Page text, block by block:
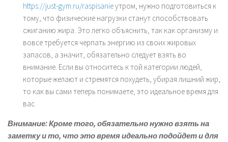
https://just-gym.ru/raspisanieутром, нужно подготовиться к
тому, что физические нагрузки станут способствовать
сжиганию жира. Это легко объяснить, так как организму и
вовсе требуется черпать энергию из своих жировых
запасов, а значит, обязательно следует взять во
внимание. Если вы относитесь к той категории людей,
которые желают и стремятся похудеть, убирая лишний жир,
то как вы сами теперь понимаете, это идеальное время для
вас.
Внимание: Кроме того, обязательно нужно взять на
заметку и то, что это время идеально подойдет и для